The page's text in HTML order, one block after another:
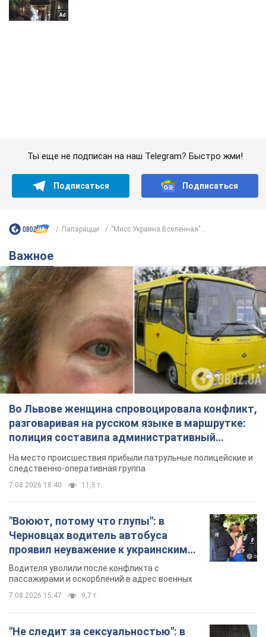
Во Львове женщина спровоцировала конфликт,
разговаривая на русском языке в маршрутке:
полиция составила административный
протокол. Видео
На место происшествия прибыли патрульные полицейские и
следственно-оперативная группа
11,5 т.
"Воюют, потому что глупы": в
Черновцах водитель автобуса
проявил неуважение к украинским
военным и поплатился за это.
Видео
пассажирами и оскорблений в адрес военных
"Не следит за сексуальностью": в
Киеве консультант салона красоты
оскорбил женщину после
химиотерапии, разгорелся скандал.
Фото
женщины, заявив, что у нее "мужская стрижка"